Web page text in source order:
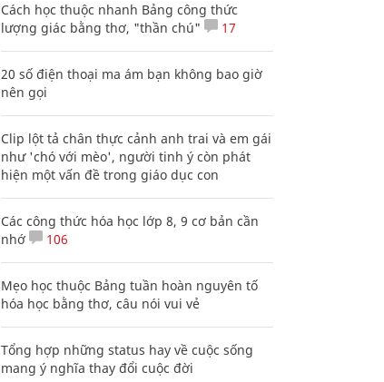
Cách học thuộc nhanh Bảng công thức
lượng giác bằng thơ, "thần chú"
17
20 số điện thoại ma ám bạn không bao giờ
nên gọi
Clip lột tả chân thực cảnh anh trai và em gái
như 'chó với mèo', người tinh ý còn phát
hiện một vấn đề trong giáo dục con
Các công thức hóa học lớp 8, 9 cơ bản cần
nhớ
106
Mẹo học thuộc Bảng tuần hoàn nguyên tố
hóa học bằng thơ, câu nói vui vẻ
Tổng hợp những status hay về cuộc sống
mang ý nghĩa thay đổi cuộc đời